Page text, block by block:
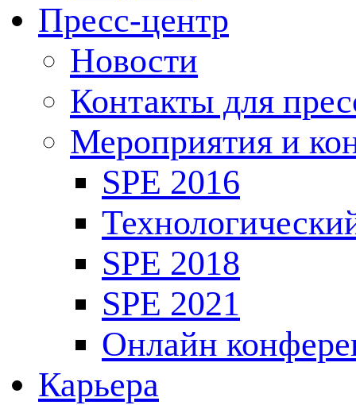
Пресс-центр
Новости
Контакты для
Мероприятия и
SPE 2016
SPE 2018
SPE 2021
Онлайн
Карьера